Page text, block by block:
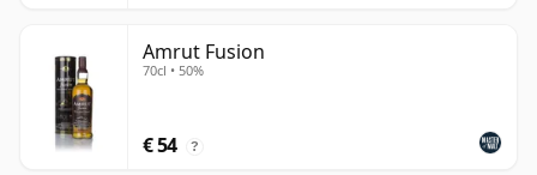
Amrut Fusion
70cl • 50%
€ 54 ?